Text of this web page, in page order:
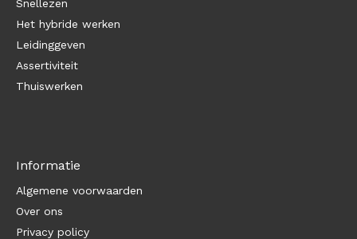
Snellezen
Het hybride werken
Leidinggeven
Assertiviteit
Thuiswerken
Informatie
Algemene voorwaarden
Over ons
Privacy policy